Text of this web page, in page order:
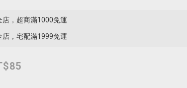
店，超商滿1000免運
店，宅配滿1999免運